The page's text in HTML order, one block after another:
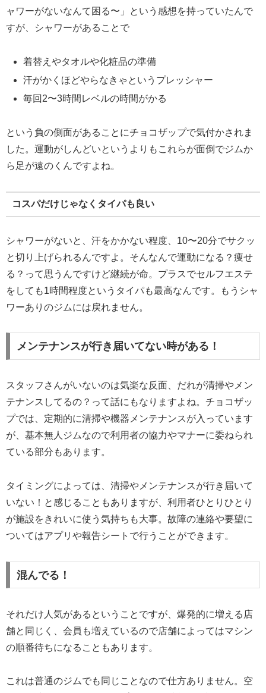
ャワーがないなんて困る〜」という感想を持っていたんで
すが、シャワーがあることで
着替えやタオルや化粧品の準備
汗がかくほどやらなきゃというプレッシャー
毎回2〜3時間レベルの時間がかる
という負の側面があることにチョコザップで気付かされま
した。運動がしんどいというよりもこれらが面倒でジムか
ら足が遠のくんですよね。
コスパだけじゃなくタイパも良い
シャワーがないと、汗をかかない程度、10〜20分でサクッ
と切り上げられるんですよ。そんなんで運動になる？痩せ
る？って思うんですけど継続が命。プラスでセルフエステ
をしても1時間程度というタイパも最高なんです。もうシャ
ワーありのジムには戻れません。
メンテナンスが行き届いてない時がある！
スタッフさんがいないのは気楽な反面、だれが清掃やメン
テナンスしてるの？って話にもなりますよね。チョコザッ
プでは、定期的に清掃や機器メンテナンスが入っています
が、基本無人ジムなので利用者の協力やマナーに委ねられ
ている部分もあります。
タイミングによっては、清掃やメンテナンスが行き届いて
いない！と感じることもありますが、利用者ひとりひとり
が施設をきれいに使う気持ちも大事。故障の連絡や要望に
ついてはアプリや報告シートで行うことができます。
混んでる！
それだけ人気があるということですが、爆発的に増える店
舗と同じく、会員も増えているので店舗によってはマシン
の順番待ちになることもあります。
これは普通のジムでも同じことなので仕方ありません。空